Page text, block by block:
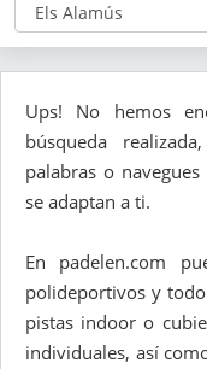
Ups! No hemos
búsqueda
palabras o
se adaptan a ti.
En padelen.com
polideportivos y
pistas indoor o
individuales, así